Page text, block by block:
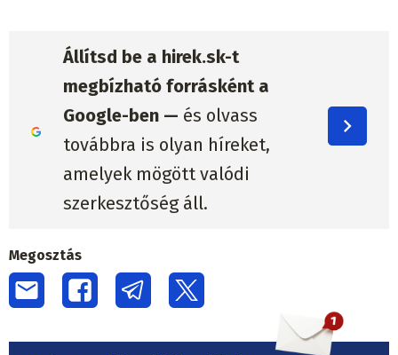
Állítsd be a hirek.sk-t
megbízható forrásként a
Google-ben — és olvass
továbbra is olyan híreket,
amelyek mögött valódi
szerkesztőség áll.
Megosztás